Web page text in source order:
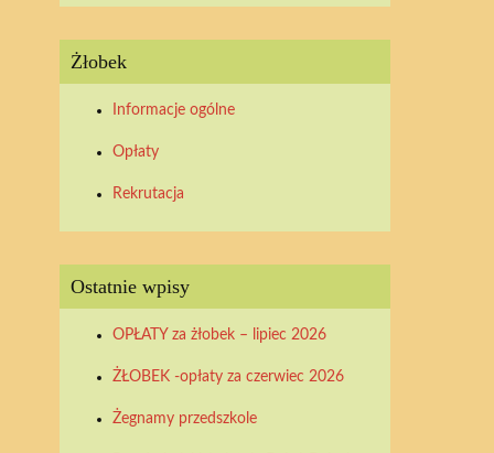
Żłobek
Informacje ogólne
Opłaty
Rekrutacja
Ostatnie wpisy
OPŁATY za żłobek – lipiec 2026
ŻŁOBEK -opłaty za czerwiec 2026
Żegnamy przedszkole